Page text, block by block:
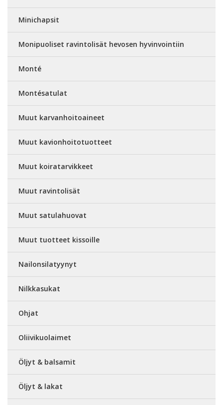
Minichapsit
Monipuoliset ravintolisät hevosen hyvinvointiin
Monté
Montésatulat
Muut karvanhoitoaineet
Muut kavionhoitotuotteet
Muut koiratarvikkeet
Muut ravintolisät
Muut satulahuovat
Muut tuotteet kissoille
Nailonsilatyynyt
Nilkkasukat
Ohjat
Oliivikuolaimet
Öljyt & balsamit
Öljyt & lakat